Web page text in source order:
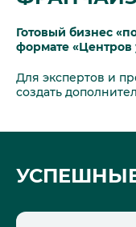
Готовый бизнес
формате «Центров
Для экспертов и
создать